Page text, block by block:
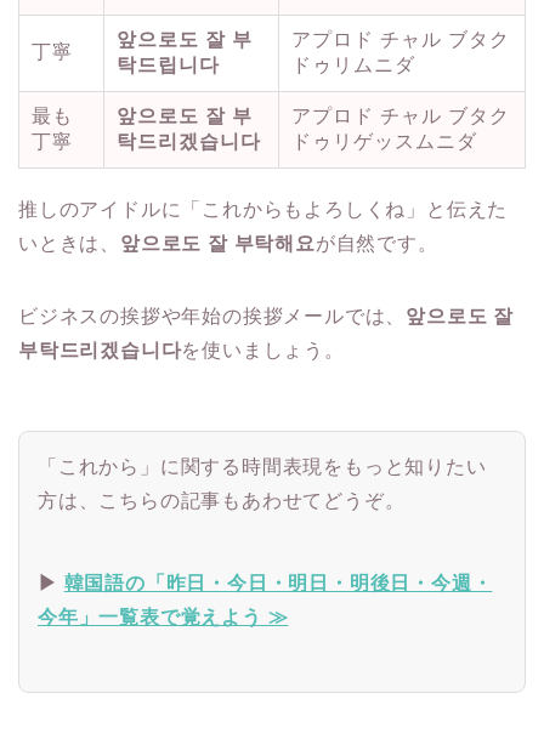
丁寧
앞으로도 잘 부
탁드립니다
アプロド チャル ブタク
ドゥリムニダ
最も
丁寧
앞으로도 잘 부
탁드리겠습니다
アプロド チャル ブタク
ドゥリゲッスムニダ
推しのアイドルに「これからもよろしくね」と伝えた
いときは、 앞으로도 잘 부탁해요 が自然です。
ビジネスの挨拶や年始の挨拶メールでは、 앞으로도 잘
부탁드리겠습니다を使いましょう。
「これから」に関する時間表現をもっと知りたい
方は、こちらの記事もあわせてどうぞ。
▶ 韓国語の「昨日・今日・明日・明後日・今週・
今年」一覧表で覚えよう ≫